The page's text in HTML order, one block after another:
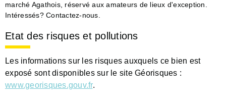
marché Agathois, réservé aux amateurs de lieux d'exception.
Intéressés? Contactez-nous.
Etat des risques et pollutions
Les informations sur les risques auxquels ce bien est
exposé sont disponibles sur le site Géorisques :
www.georisques.gouv.fr.